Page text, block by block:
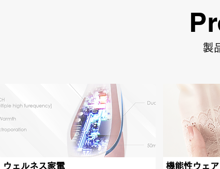
製
ウェルネス家電 機能性ウェア